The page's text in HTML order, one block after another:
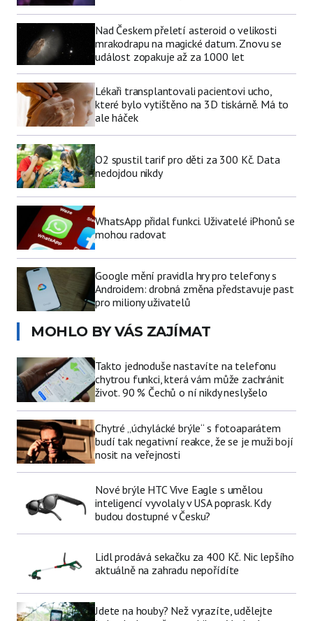
Nad Českem přeletí asteroid o velikosti
mrakodrapu na magické datum. Znovu se
událost zopakuje až za 1000 let
Lékaři transplantovali pacientovi ucho,
které bylo vytištěno na 3D tiskárně. Má to
ale háček
O2 spustil tarif pro děti za 300 Kč. Data
nedojdou nikdy
WhatsApp přidal funkci. Uživatelé iPhonů se
mohou radovat
Google mění pravidla hry pro telefony s
Androidem: drobná změna představuje past
pro miliony uživatelů
MOHLO BY VÁS ZAJÍMAT
Takto jednoduše nastavíte na telefonu
chytrou funkci, která vám může zachránit
život. 90 % Čechů o ní nikdy neslyšelo
Chytré „úchylácké brýle“ s fotoaparátem
budí tak negativní reakce, že se je muži bojí
nosit na veřejnosti
Nové brýle HTC Vive Eagle s umělou
inteligencí vyvolaly v USA poprask. Kdy
budou dostupné v Česku?
Lidl prodává sekačku za 400 Kč. Nic lepšího
aktuálně na zahradu nepořídíte
Jdete na houby? Než vyrazíte, udělejte